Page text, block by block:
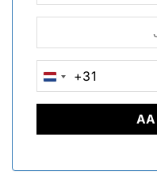
NETHERLANDS
+31
+31